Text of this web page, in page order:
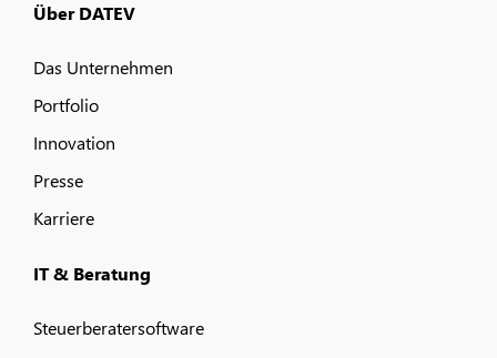
Über DATEV
Das Unternehmen
Portfolio
Innovation
Presse
Karriere
IT & Beratung
Steuerberatersoftware